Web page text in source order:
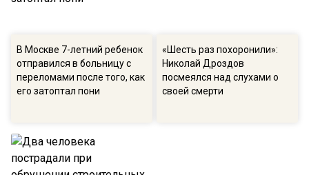
В Москве 7-летний ребенок
отправился в больницу с
переломами после того, как
его затоптал пони
«Шесть раз похоронили»:
Николай Дроздов
посмеялся над слухами о
своей смерти